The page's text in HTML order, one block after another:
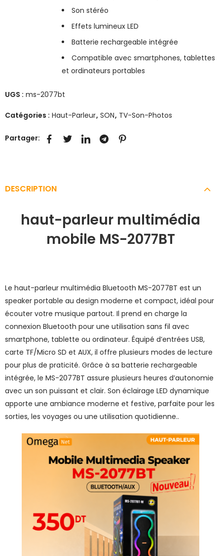
Son stéréo
Effets lumineux LED
Batterie rechargeable intégrée
Compatible avec smartphones, tablettes
et ordinateurs portables
UGS : ms-2077bt
Catégories : Haut-Parleur, SON, TV-Son-Photos
Partager:
DESCRIPTION
haut-parleur multimédia
mobile MS-2077BT
Le haut-parleur multimédia Bluetooth MS-2077BT est un
speaker portable au design moderne et compact, idéal pour
écouter votre musique partout. Il prend en charge la
connexion Bluetooth pour une utilisation sans fil avec
smartphone, tablette ou ordinateur. Équipé d’entrées USB,
carte TF/Micro SD et AUX, il offre plusieurs modes de lecture
pour plus de praticité. Grâce à sa batterie rechargeable
intégrée, le MS-2077BT assure plusieurs heures d’autonomie
avec un son puissant et clair. Son éclairage LED dynamique
apporte une ambiance moderne et festive, parfaite pour les
sorties, les voyages ou une utilisation quotidienne..